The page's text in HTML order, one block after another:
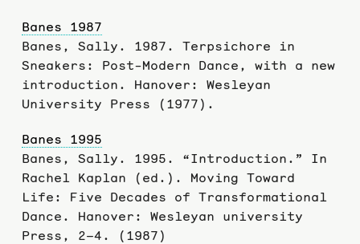
Banes 1987
Banes, Sally. 1987. Terpsichore in
Sneakers: Post-Modern Dance, with a new
introduction. Hanover: Wesleyan
University Press (1977).
Banes 1995
Banes, Sally. 1995. “Introduction.” In
Rachel Kaplan (ed.). Moving Toward
Life: Five Decades of Transformational
Dance. Hanover: Wesleyan university
Press, 2–4. (1987)